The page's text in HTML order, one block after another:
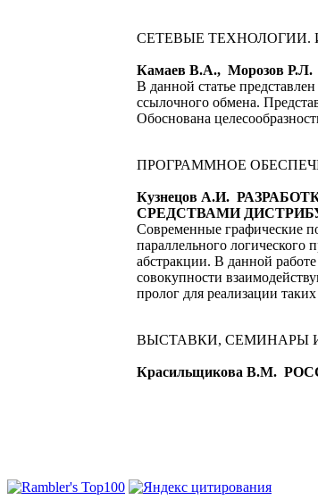
СЕТЕВЫЕ
Камаев В.А., Морозов
В данной статье
ссылочного обмена.
Обоснована
ПРОГРАММНОЕ
Кузнецов А.И.
СРЕДСТВАМИ
Современные графические
параллельного
абстракции. В данной
совокупности
пролог для реализации
ВЫСТАВКИ, СЕМИНАРЫ
Красильщикова В.М.